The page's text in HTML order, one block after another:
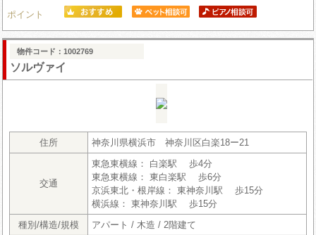
ポイント
物件コード：1002769
ソルヴァイ
住所 神奈川県横浜市 神奈川区白楽18ー21
交通
東急東横線： 白楽駅 歩4分
東急東横線： 東白楽駅 歩6分
京浜東北・根岸線： 東神奈川駅 歩15分
横浜線： 東神奈川駅 歩15分
種別/構造/規模
アパート / 木造 / 2階建て